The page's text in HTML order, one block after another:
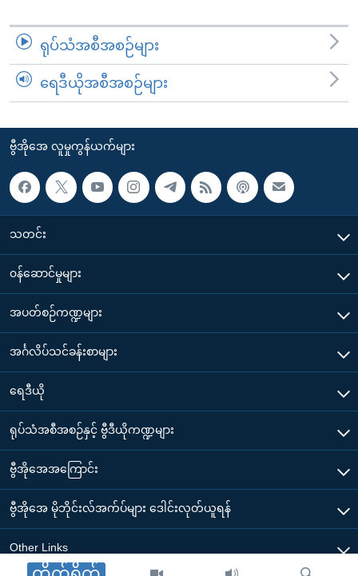
ရုပ်သံအစီအစဉ်များ
ရေဒီယိုအစီအစဉ်များ
ဗွီအိုအေ လူမှုကွန်ယက်များ
သတင်း
၀န်ဆောင်မှုများ
အပတ်စဉ်ကဏ္ဍများ
အင်္ဂလိပ်သင်ခန်းစာများ
ရေဒီယို
ရုပ်သံအစီအစဉ်နှင့် ဗွီဒီယိုကဏ္ဍများ
ဗွီအိုအေအကြောင်း
ဗွီအိုအေ မိုဘိုင်းလ်အက်ပ်များ ဒေါင်းလုတ်ယူရန်
Other Links